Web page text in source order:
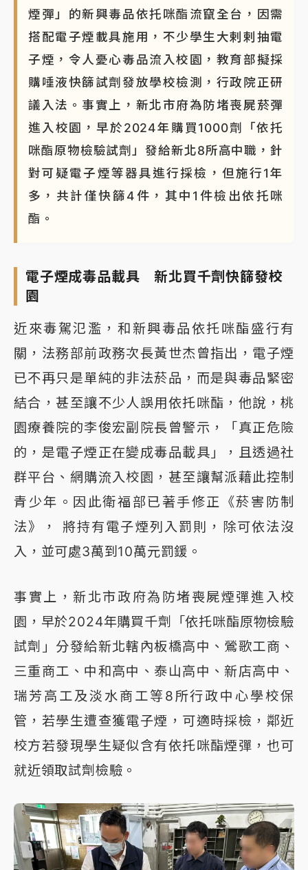
煙彈」的新興毒品依托咪酯流竄全台，因需
搭配電子煙載具施用，不少學生大剌剌抽電
子煙，令人憂心毒品流入校園，教育部擬採
購唾液快篩試劑發放學校檢測，行政院正研
議入法。事實上，新北市府為防堵喪屍菸彈
進入校園，早於2024年購買1000劑「依托
咪酯原物檢驗試劑」發給新北8所高中職，針
對可疑電子煙等器具進行採檢，但施行1年
多，共計僅快篩4件，其中1件檢出依托咪
酯。
電子煙成毒品載具 新北買千劑快篩發校
園
近來毒駕氾濫，和新興毒品依托咪酯盛行有
關，法務部前政務次長黃世杰曾指出，電子煙
已不再只是單純的非法菸品，而是與毒品緊密
結合，甚至讓不少人誤用依托咪酯，他說，桃
園療養院的李俊宏副院長曾警示，「真正危險
的，是電子煙正在變成毒品載具」，且透過社
群平台、網購流入校園，甚至讓幫派藉此控制
青少年。因此衛福部已著手修正《菸害防制
法》， 將持有電子煙列入罰則，除可依法沒
入，並可處3萬到10萬元罰鍰。
事實上，新北市政府為防堵喪屍煙彈進入校
園，早於2024年購買千劑「依托咪酯原物檢驗
試劑」分發給新北轄內板橋高中、鶯歌工商、
三重商工、中和高中、泰山高中、新店高中、
瑞芳高工及淡水商工等8所行政中心學校保
管，若學生遭查獲電子煙，可適時採檢，鄰近
校方若發現學生疑似含有依托咪酯煙彈，也可
就近領取試劑檢驗。